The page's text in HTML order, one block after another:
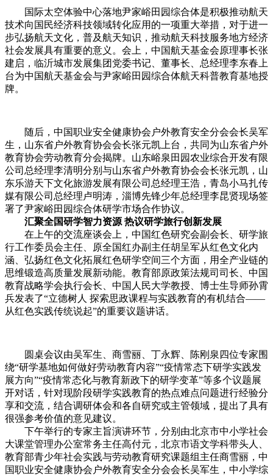
国际太空体验中心落地尹家峪田园综合体是积极推动航天
技术向国民经济科技领域转化应用的一项重大举措，对于进一
步弘扬航天文化，普及航天知识，推动航天科技服务地方经济
社会发展具有重要的意义。会上，中国航天基金会原理事长张
建启，临沂城市发展集团党委书记 、董事长、总经理李东春上
台为中国航天基金会与尹家峪田园综合体航天科普教育基地授
牌。
随后，中国职业安全健康协会户外教育安全分会会长吴军
生，山东省户外教育协会会长张元凯上台，共同为山东省户外
教育协会劳动教育分会揭牌。山东峪泉田园农业综合开发有限
公司总经理李清明分别与山东省户外教育协会会长张元凯，山
东乐游天下文化旅游发展有限公司总经理王浩，青岛小马扎传
媒有限公司总经理卢明涛，淄博先锋少年总经理李昆贤现场签
署了尹家峪田园综合体研学市场合作协议。
汇聚全国研学智力资源 热议研学旅行创新发展
在上午的交流座谈会上，中国红色研究会副会长、研学旅
行工作委员会主任、原全国红办副主任胡呈军从红色文化内
涵、弘扬红色文化拓展红色研学空间三个方面，用全产业链的
思维锻造高质量发展新动能。教育部原政策法规司司长、中国
教育战略学会执行会长、中国人民大学教授、博士生导师孙霄
兵发表了“立德树人 探索思政课程与实践教育的有机结合——
从红色实践传统说起”的重要议题讲话。
圆桌会议由吴军生、商雪丽、丁永辉、陈刚泉四位专家围
绕“研学基地如何做好劳动教育内容”“疫情常态下研学实践发
展方向”“疫情常态化与教育新政下的研学变革”等多个议题展
开对话，针对现阶段研学实践教育的热点难点问题进行经验分
享和交流，结合调研体会和各自研究或主管领域，提出了具有
很强参考价值的意见建议。
下午举行的专家主旨演讲环节，分别由北京市中小学社会
大课堂管理办公室常务主任高付元，北京市语文学科带头人、
教育部青少年社会实践与劳动教育研究课题组主任商雪丽，中
国职业安全健康协会户外教育安全分会会长吴军生，中小学综